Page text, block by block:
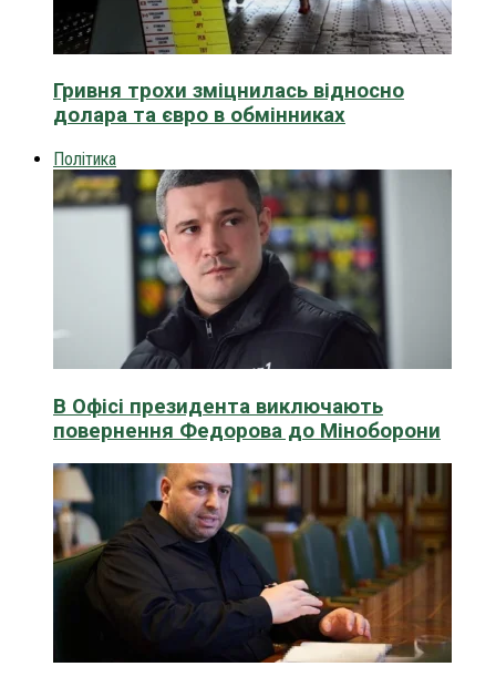
Гривня трохи зміцнилась відносно
долара та євро в обмінниках
Політика
В Офісі президента виключають
повернення Федорова до Міноборони